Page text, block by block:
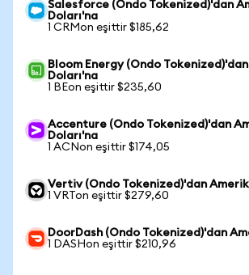
Salesforce (Ondo Tokenized)'dan
Doları'na
1 CRMon eşittir $185,62
Bloom Energy (Ondo
Doları'na
1 BEon eşittir $235,60
Accenture (Ondo Tokenized)'dan
Doları'na
1 ACNon eşittir $174,05
Vertiv (Ondo Tokenized)'dan
1 VRTon eşittir $279,60
DoorDash (Ondo Tokenized)'dan
1 DASHon eşittir $210,96